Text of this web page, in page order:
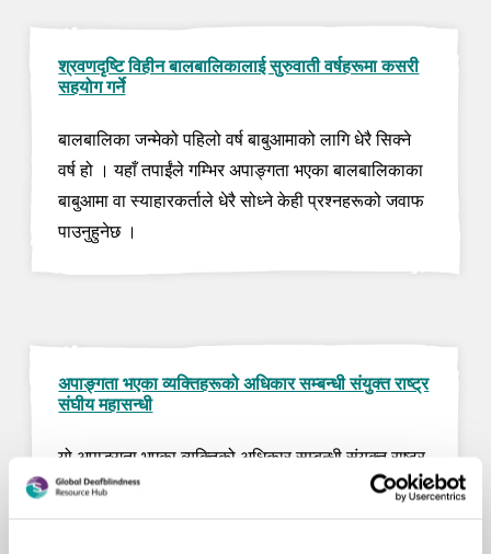
श्रवणदृष्टि विहीन बालबालिकालाई सुरुवाती वर्षहरूमा कसरी
सहयोग गर्ने
बालबालिका जन्मेको पहिलो वर्ष बाबुआमाको लागि धेरै सिक्ने
वर्ष हो । यहाँ तपाईंले गम्भिर अपाङ्गता भएका बालबालिकाका
बाबुआमा वा स्याहारकर्ताले धेरै सोध्ने केही प्रश्नहरूको जवाफ
पाउनुहुनेछ ।
अपाङ्गता भएका व्यक्तिहरूको अधिकार सम्बन्धी संयुक्त राष्ट्र
संघीय महासन्धी
यो अपाङ्गता भएका व्यक्तिको अधिकार सम्बन्धी संयुक्त राष्ट्र
संघीय महासन्धीमा व्याख्या गरिए बमोजिमका अपाङ्गता भएका